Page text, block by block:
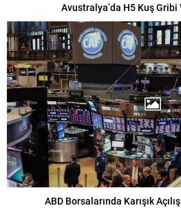
Avustralya’da H5 Kuş Gribi
ABD Borsalarında Karışık